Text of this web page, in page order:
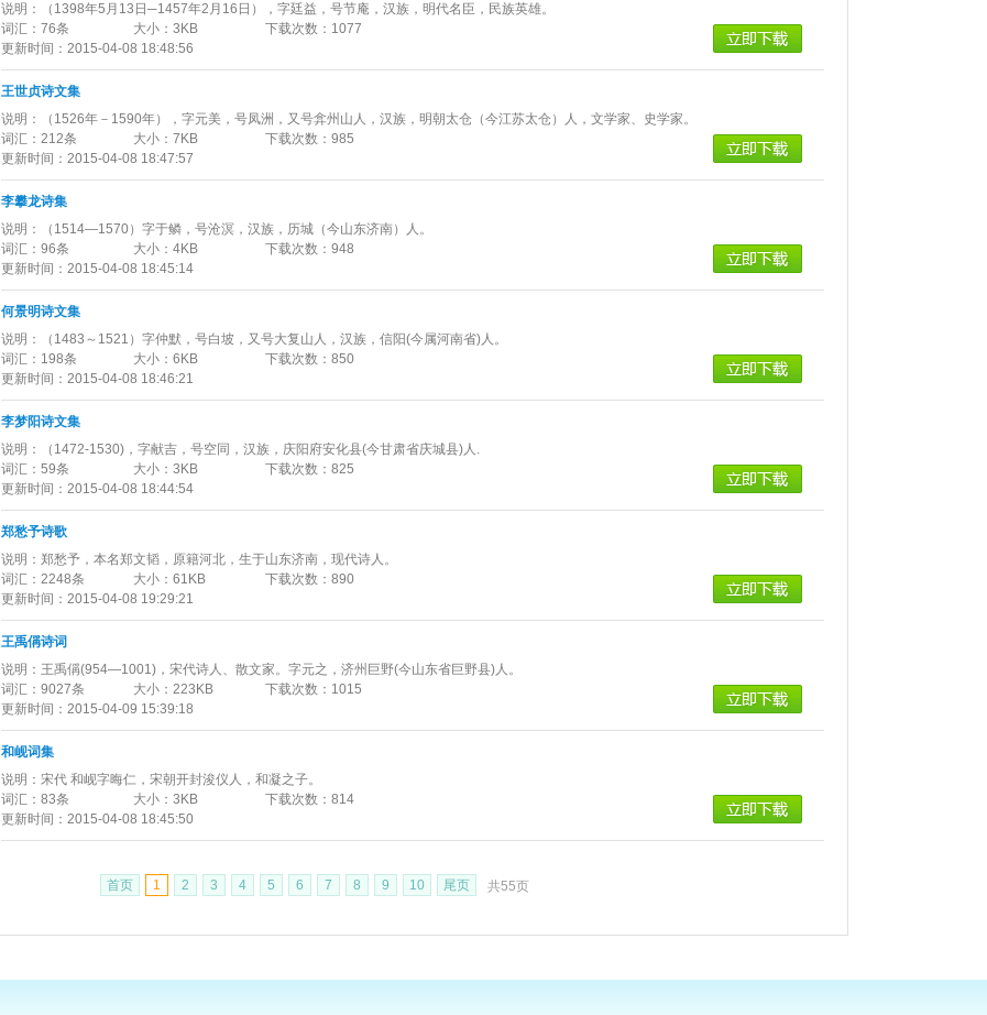
说明：
（1398年5月13日─1457年2月16日），字廷益，号节庵，汉族，明代名臣，民族英雄。
词汇： 76条 大小： 3KB 下载次数： 1077
更新时间： 2015-04-08 18:48:56
王世贞诗文集
说明：
（1526年－1590年），字元美，号凤洲，又号弇州山人，汉族，明朝太仓（今江苏太仓）人，文学家、史学家。
词汇： 212条 大小： 7KB 下载次数： 985
更新时间： 2015-04-08 18:47:57
李攀龙诗集
说明：
（1514—1570）字于鳞，号沧溟，汉族，历城（今山东济南）人。
词汇： 96条 大小： 4KB 下载次数： 948
更新时间： 2015-04-08 18:45:14
何景明诗文集
说明：
（1483～1521）字仲默，号白坡，又号大复山人，汉族，信阳(今属河南省)人。
词汇： 198条 大小： 6KB 下载次数： 850
更新时间： 2015-04-08 18:46:21
李梦阳诗文集
说明：
（1472-1530)，字献吉，号空同，汉族，庆阳府安化县(今甘肃省庆城县)人.
词汇： 59条 大小： 3KB 下载次数： 825
更新时间： 2015-04-08 18:44:54
郑愁予诗歌
说明： 郑愁予，本名郑文韬，原籍河北，生于山东济南，现代诗人。
词汇： 2248条 大小： 61KB 下载次数： 890
更新时间： 2015-04-08 19:29:21
王禹偁诗词
说明： 王禹偁(954—1001)，宋代诗人、散文家。字元之，济州巨野(今山东省巨野县)人。
词汇： 9027条 大小： 223KB 下载次数： 1015
更新时间： 2015-04-09 15:39:18
和岘词集
说明： 宋代 和岘字晦仁，宋朝开封浚仪人，和凝之子。
词汇： 83条 大小： 3KB 下载次数： 814
更新时间： 2015-04-08 18:45:50
首页 1 2 3 4 5 6 7 8 9 10 尾页 共55页